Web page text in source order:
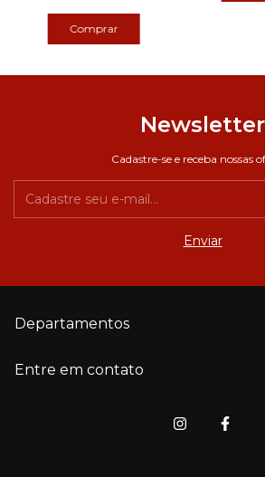
Newsletter
Cadastre-se e receba nossas
Departamentos
Entre em contato